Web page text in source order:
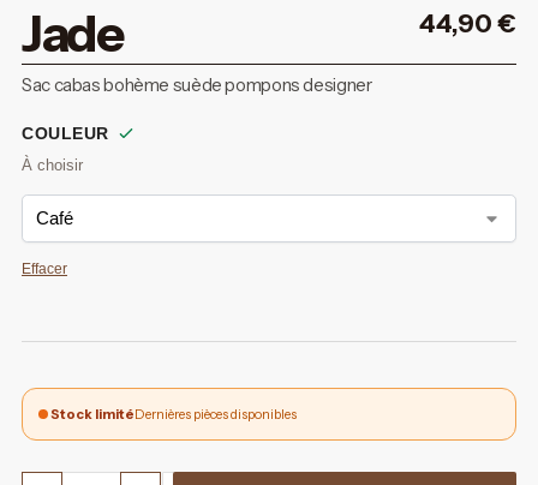
Jade 44,90€
Sac cabas bohème suède pompons designer
COULEUR
Effacer
Stock limitéDernières pièces disponibles